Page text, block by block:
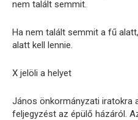
nem talált semmit.
Ha nem talált semmit a fű
alatt kell lennie.
X jelöli a helyet
János önkormányzati iratokra
feljegyzést az épülő házáról.